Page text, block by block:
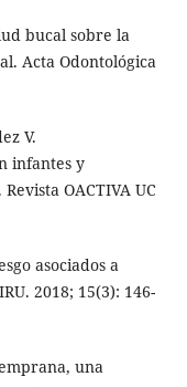
bucal sobre la
Acta Odontológica
V.
infantes y
OACTIVA UC
asociados a
2018; 15(3): 146-
una